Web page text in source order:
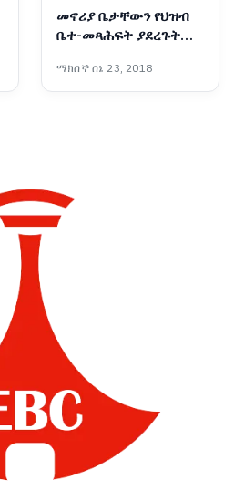
መኖሪያ ቤታቸውን የህዝብ
ቤተ-መጻሕፍት ያደረጉት
ማክሰኞ ሰኔ 23, 2018